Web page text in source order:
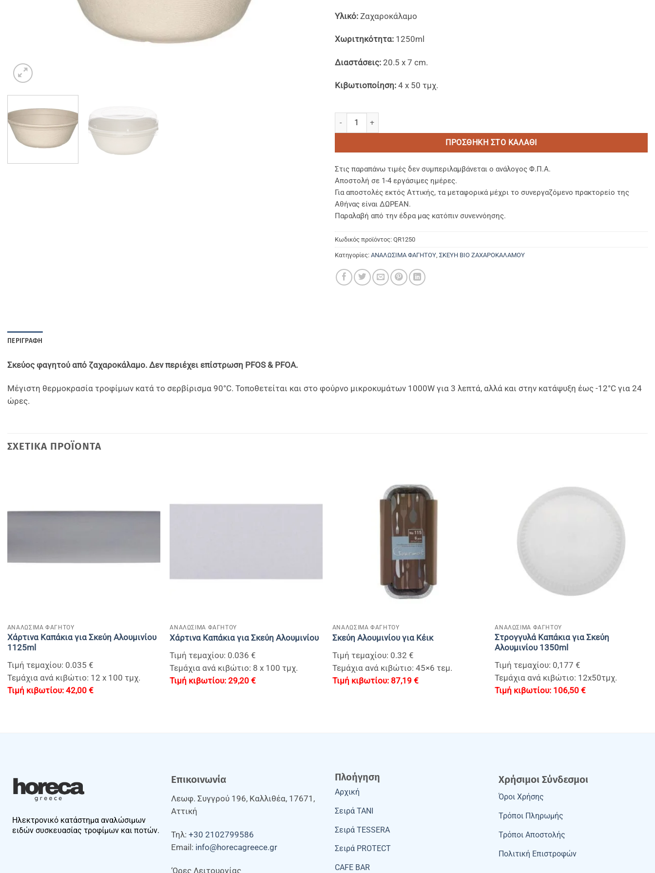
Υλικό: Ζαχαροκάλαμο
Xωριτηκότητα: 1250ml
Διαστάσεις: 20.5 x 7 cm.
Κιβωτιοποίηση: 4 x 50 τμχ.
Στρογγυλά Σκεύη Σαλάτας Ζαχαροκάλαμο 1250 ml. ποσότητα
ΠΡΟΣΘΉΚΗ ΣΤΟ ΚΑΛΆΘΙ
Στις παραπάνω τιμές δεν συμπεριλαμβάνεται ο ανάλογος Φ.Π.Α.
Αποστολή σε 1-4 εργάσιμες ημέρες.
Για αποστολές εκτός Αττικής, τα μεταφορικά μέχρι το συνεργαζόμενο πρακτορείο της
Αθήνας είναι ΔΩΡΕΑΝ.
Παραλαβή από την έδρα μας κατόπιν συνεννόησης.
Κωδικός προϊόντος: QR1250
Κατηγορίες: ΑΝΑΛΩΣΙΜΑ ΦΑΓΗΤΟΥ ΣΚΕΥΗ ΒΙΟ ΖΑΧΑΡΟΚΑΛΑΜΟΥ
ΠΕΡΙΓΡΑΦΉ
Σκεύος φαγητού από ζαχαροκάλαμο. Δεν περιέχει επίστρωση PFOS & PFOA.
Μέγιστη θερμοκρασία τροφίμων κατά το σερβίρισμα 90°C. Τοποθετείται και στο φούρνο μικροκυμάτων 1000W για 3 λεπτά, αλλά και στην κατάψυξη έως -12°C για 24
ώρες.
ΣΧΕΤΙΚΆ ΠΡΟΪΌΝΤΑ
ΑΝΑΛΩΣΙΜΑ ΦΑΓΗΤΟΥ
Χάρτινα Καπάκια για Σκεύη Αλουμινίου
1125ml
Τιμή τεμαχίου: 0.035 €
Τεμάχια ανά κιβώτιο: 12 x 100 τμχ.
42,00 €
ΑΝΑΛΩΣΙΜΑ ΦΑΓΗΤΟΥ
Χάρτινα Καπάκια για Σκεύη Αλουμινίου
Τιμή τεμαχίου: 0.036 €
Τεμάχια ανά κιβώτιο: 8 x 100 τμχ.
29,20€
ΑΝΑΛΩΣΙΜΑ ΦΑΓΗΤΟΥ
Σκεύη Αλουμινίου για Κέικ
Τιμή τεμαχίου: 0.32 €
Τεμάχια ανά κιβώτιο: 45×6 τεμ.
87,19 €
ΑΝΑΛΩΣΙΜΑ ΦΑΓΗΤΟΥ
Στρογγυλά Καπάκια για Σκεύη
Αλουμινίου 1350ml
Τιμή τεμαχίου: 0,177 €
Τεμάχια ανά κιβώτιο: 12x50τμχ.
106,50€
Ηλεκτρονικό κατάστημα αναλώσιμων
ειδών συσκευασίας τροφίμων και ποτών.
Επικοινωνία
Λεωφ. Συγγρού 196, Καλλιθέα, 17671,
Αττική
Τηλ: +30 2102799586
Email: info@horecagreece.gr
‘Ωρες Λειτουργίας
Πλοήγηση
Αρχική
Σειρά TANI
Σειρά TESSERA
Σειρά PROTECT
CAFE BAR
Χρήσιμοι Σύνδεσμοι
Όροι Χρήσης
Τρόποι Πληρωμής
Τρόποι Αποστολής
Πολιτική Επιστροφών